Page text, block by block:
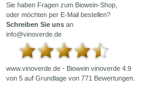
Sie haben Fragen zum Biowein-Shop,
oder möchten per E-Mail bestellen?
Schreiben Sie uns an
info@vinoverde.de
www.vinoverde.de - Biowein vinoverde 4.9
von 5 auf Grundlage von 771 Bewertungen.